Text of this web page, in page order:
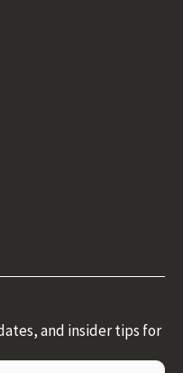
and insider tips for